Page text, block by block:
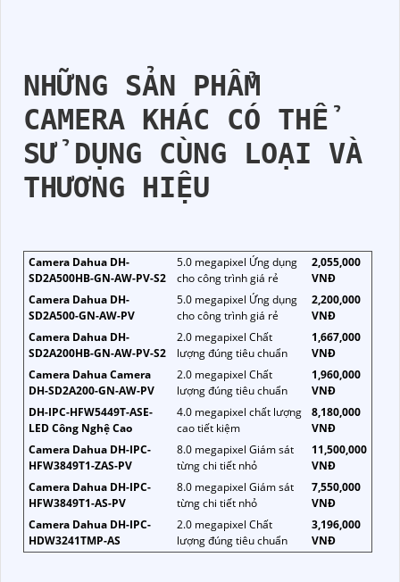
NHỮNG SẢN PHẨM
CAMERA KHÁC CÓ THỂ
SỬ DỤNG CÙNG LOẠI VÀ
THƯƠNG HIỆU
Camera Dahua DH-
SD2A500HB-GN-AW-PV-S2
5.0 megapixel Ứng dụng
cho công trình giá rẻ
2,055,000
VNĐ
Camera Dahua DH-
SD2A500-GN-AW-PV
5.0 megapixel Ứng dụng
cho công trình giá rẻ
2,200,000
VNĐ
Camera Dahua DH-
SD2A200HB-GN-AW-PV-S2
2.0 megapixel Chất
lượng đúng tiêu chuẩn
1,667,000
VNĐ
Camera Dahua Camera
DH-SD2A200-GN-AW-PV
2.0 megapixel Chất
lượng đúng tiêu chuẩn
1,960,000
VNĐ
DH-IPC-HFW5449T-ASE-
LED Công Nghệ Cao
4.0 megapixel chất lượng
cao tiết kiệm
8,180,000
VNĐ
Camera Dahua DH-IPC-
HFW3849T1-ZAS-PV
8.0 megapixel Giám sát
từng chi tiết nhỏ
11,500,000
VNĐ
Camera Dahua DH-IPC-
HFW3849T1-AS-PV
8.0 megapixel Giám sát
từng chi tiết nhỏ
7,550,000
VNĐ
Camera Dahua DH-IPC-
HDW3241TMP-AS
2.0 megapixel Chất
lượng đúng tiêu chuẩn
3,196,000
VNĐ